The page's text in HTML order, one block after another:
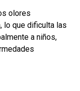
olores
lo que dificulta las
a niños,